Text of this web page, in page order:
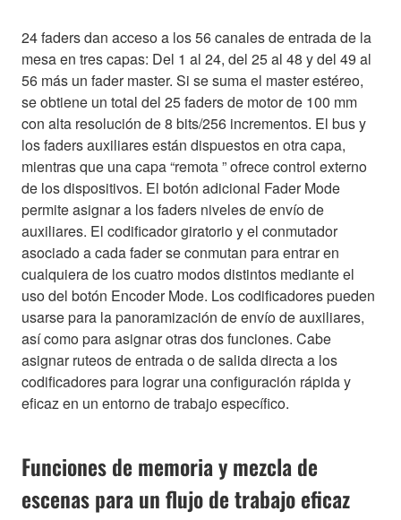
24 faders dan acceso a los 56 canales de entrada de la
mesa en tres capas: Del 1 al 24, del 25 al 48 y del 49 al
56 más un fader master. Si se suma el master estéreo,
se obtiene un total del 25 faders de motor de 100 mm
con alta resolución de 8 bits/256 incrementos. El bus y
los faders auxiliares están dispuestos en otra capa,
mientras que una capa “remota ” ofrece control externo
de los dispositivos. El botón adicional Fader Mode
permite asignar a los faders niveles de envío de
auxiliares. El codificador giratorio y el conmutador
asociado a cada fader se conmutan para entrar en
cualquiera de los cuatro modos distintos mediante el
uso del botón Encoder Mode. Los codificadores pueden
usarse para la panoramización de envío de auxiliares,
así como para asignar otras dos funciones. Cabe
asignar ruteos de entrada o de salida directa a los
codificadores para lograr una configuración rápida y
eficaz en un entorno de trabajo específico.
Funciones de memoria y mezcla de
escenas para un flujo de trabajo eficaz